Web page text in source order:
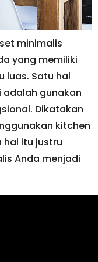
minimalis
yang memiliki
luas. Satu hal
adalah gunakan
Dikatakan
kitchen
hal itu justru
Anda menjadi